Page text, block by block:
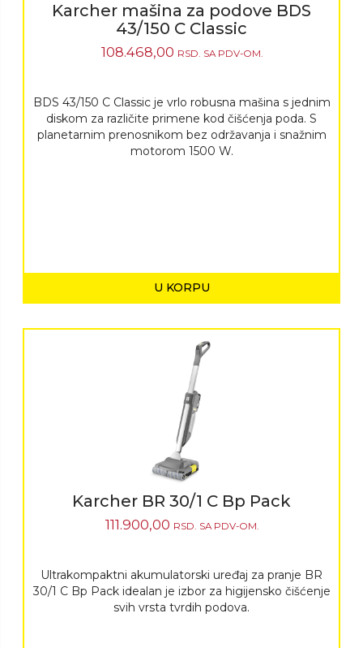
Karcher mašina za podove BDS
43/150 C Classic
108.468,00 RSD. SA PDV-OM.
BDS 43/150 C Classic je vrlo robusna mašina s jednim
diskom za različite primene kod čišćenja poda. S
planetarnim prenosnikom bez održavanja i snažnim
motorom 1500 W.
U KORPU
Karcher BR 30/1 C Bp Pack
111.900,00 RSD. SA PDV-OM.
Ultrakompaktni akumulatorski uređaj za pranje BR
30/1 C Bp Pack idealan je izbor za higijensko čišćenje
svih vrsta tvrdih podova.